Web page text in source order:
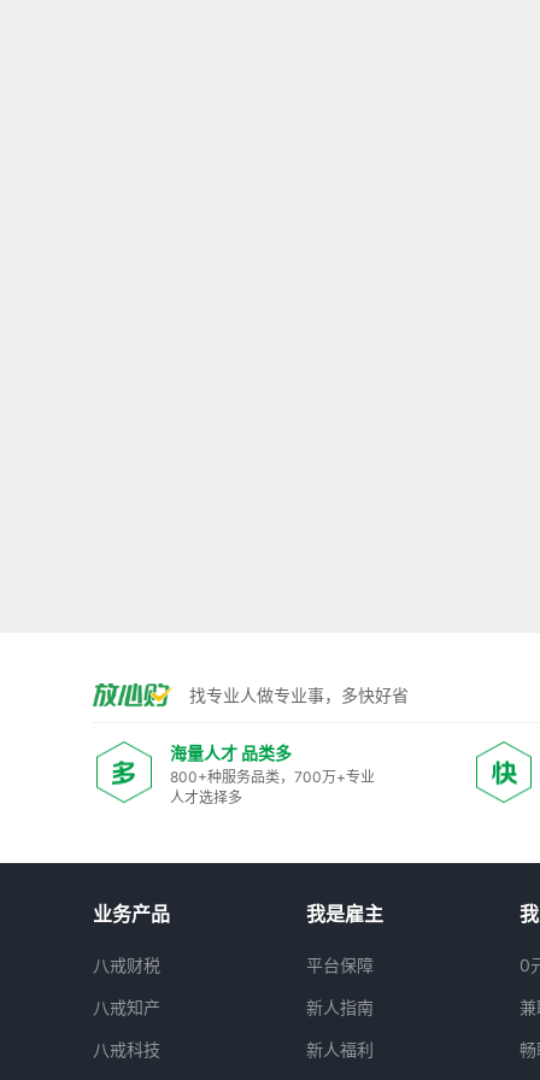
找专业人做专业事，多快好省
海量人才 品类多
800+种服务品类，700万+专业
人才选择多
业务产品
八戒财税
八戒知产
八戒科技
我是雇主
平台保障
新人指南
新人福利
0